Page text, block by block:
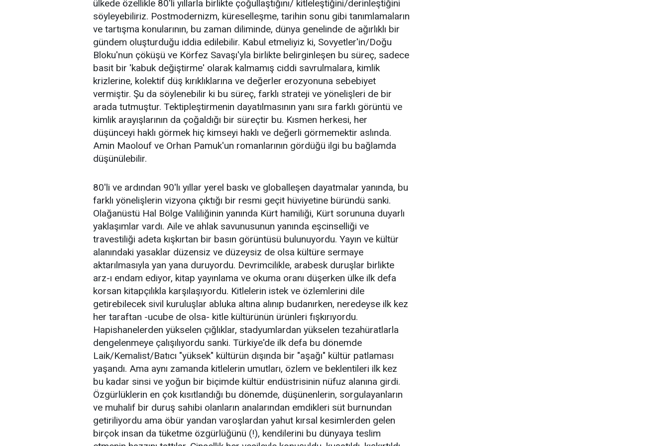
ülkede özellikle 80'li yıllarla birlikte çoğullaştığını/ kitleleştiğini/derinleştiğini
söyleyebiliriz. Postmodernizm, küreselleşme, tarihin sonu gibi tanımlamaların
ve tartışma konularının, bu zaman diliminde, dünya genelinde de ağırlıklı bir
gündem oluşturduğu iddia edilebilir. Kabul etmeliyiz ki, Sovyetler'in/Doğu
Bloku'nun çöküşü ve Körfez Savaşı'yla birlikte belirginleşen bu süreç, sadece
basit bir 'kabuk değiştirme' olarak kalmamış ciddi savrulmalara, kimlik
krizlerine, kolektif düş kırıklıklarına ve değerler erozyonuna sebebiyet
vermiştir. Şu da söylenebilir ki bu süreç, farklı strateji ve yönelişleri de bir
arada tutmuştur. Tektipleştirmenin dayatılmasının yanı sıra farklı görüntü ve
kimlik arayışlarının da çoğaldığı bir süreçtir bu. Kısmen herkesi, her
düşünceyi haklı görmek hiç kimseyi haklı ve değerli görmemektir aslında.
Amin Maolouf ve Orhan Pamuk'un romanlarının gördüğü ilgi bu bağlamda
düşünülebilir.
80'li ve ardından 90'lı yıllar yerel baskı ve globalleşen dayatmalar yanında, bu
farklı yönelişlerin vizyona çıktığı bir resmi geçit hüviyetine büründü sanki.
Olağanüstü Hal Bölge Valiliğinin yanında Kürt hamiliği, Kürt sorununa duyarlı
yaklaşımlar vardı. Aile ve ahlak savunusunun yanında eşcinselliği ve
travestiliği adeta kışkırtan bir basın görüntüsü bulunuyordu. Yayın ve kültür
alanındaki yasaklar düzensiz ve düzeysiz de olsa kültüre sermaye
aktarılmasıyla yan yana duruyordu. Devrimcilikle, arabesk duruşlar birlikte
arz-ı endam ediyor, kitap yayınlama ve okuma oranı düşerken ülke ilk defa
korsan kitapçılıkla karşılaşıyordu. Kitlelerin istek ve özlemlerini dile
getirebilecek sivil kuruluşlar abluka altına alınıp budanırken, neredeyse ilk kez
her taraftan -ucube de olsa- kitle kültürünün ürünleri fışkırıyordu.
Hapishanelerden yükselen çığlıklar, stadyumlardan yükselen tezahüratlarla
dengelenmeye çalışılıyordu sanki. Türkiye'de ilk defa bu dönemde
Laik/Kemalist/Batıcı "yüksek" kültürün dışında bir "aşağı" kültür patlaması
yaşandı. Ama aynı zamanda kitlelerin umutları, özlem ve beklentileri ilk kez
bu kadar sinsi ve yoğun bir biçimde kültür endüstrisinin nüfuz alanına girdi.
Özgürlüklerin en çok kısıtlandığı bu dönemde, düşünenlerin, sorgulayanların
ve muhalif bir duruş sahibi olanların analarından emdikleri süt burnundan
getiriliyordu ama öbür yandan varoşlardan yahut kırsal kesimlerden gelen
birçok insan da tüketme özgürlüğünü (!), kendilerini bu dünyaya teslim